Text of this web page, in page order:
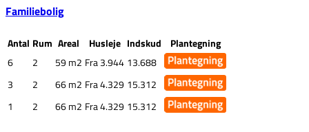
Familiebolig
Antal Rum Areal Husleje Indskud
Plantegning
6
2 59 m2 Fra 3.944 13.688
3
2 66 m2 Fra 4.329 15.312
1
2 66 m2 Fra 4.329 15.312